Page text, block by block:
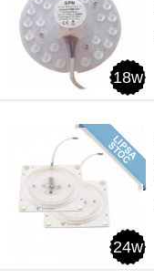
18w
24w